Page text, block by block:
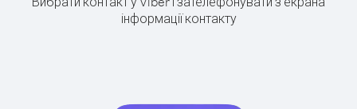
інформації контакту